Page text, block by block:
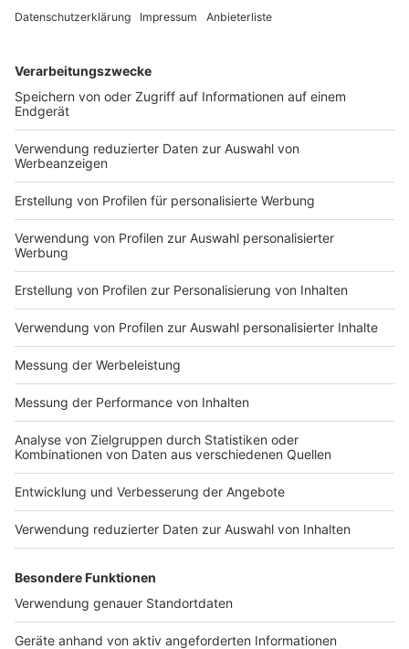
DEINE GEMERKTEN ARTIKEL
Du hast dir noch keine Artikel gemerkt
Impressum
Nutzungsbedingungen
Jobs
Presse
Werben
Archiv
ANTENNE BAYERN GROUP
Kontakt
Studio-Hotline
Verkehrs-Hotline
Newsletter